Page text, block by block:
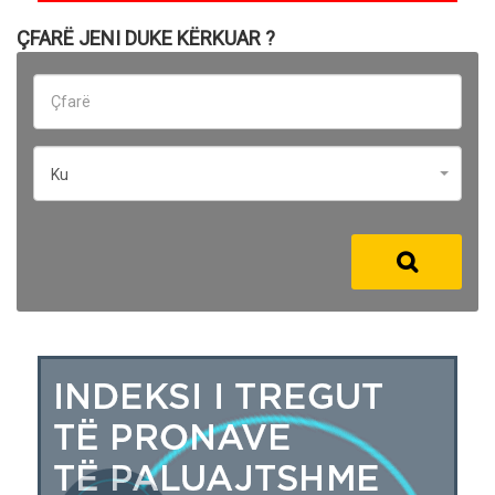
ÇFARË JENI DUKE KËRKUAR ?
Ku